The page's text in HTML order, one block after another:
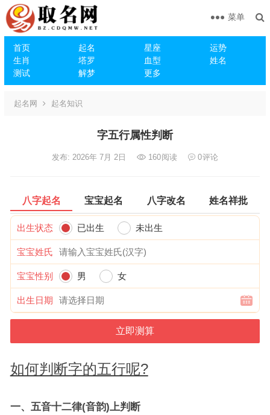
首页 起名 星座
运势
生肖
塔罗 血型
姓名
测试
解梦 更多
菜单
起名网 起名知识
字五行属性判断
发布: 2026年 7月 2日 160阅读 0评论
八字起名 宝宝起名 八字改名 姓名祥批
出生状态 已出生 未出生
宝宝姓氏
宝宝性别 男 女
出生日期
如何判断字的五行呢?
一、五音十二律(音韵)上判断